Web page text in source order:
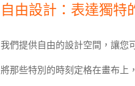
自由設計：表達獨特
我們提供自由的設計空間，讓您
將那些特別的時刻定格在畫布上